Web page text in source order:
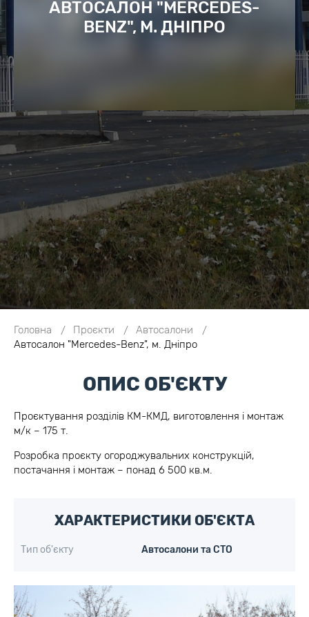
АВТОСАЛОН "MERCEDES-
BENZ", М. ДНІПРО
Головна Проєкти
Автосалони
Автосалон "Mercedes-Benz", м. Дніпро
ОПИС ОБ'ЄКТУ
Проєктування розділів КМ-КМД, виготовлення і монтаж
м/к – 175 т.
Розробка проєкту огороджувальних конструкцій,
постачання і монтаж – понад 6 500 кв.м.
ХАРАКТЕРИСТИКИ ОБ'ЄКТА
Тип об'єкту Автосалони та СТО